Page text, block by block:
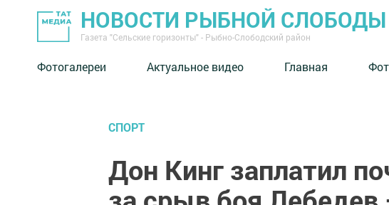
НОВОСТИ РЫБНОЙ СЛОБОДЫ
Газета "Сельские горизонты" - Рыбно-Слободский район
Фотогалереи Актуальное видео Главная
СПОРТ
Дон Кинг заплатил